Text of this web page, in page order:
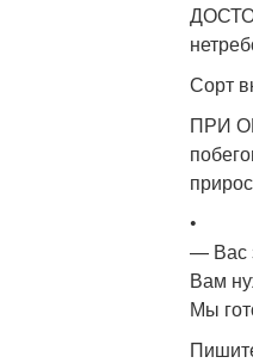
Сорт
ПРИ
•
— Вас
Вам
Мы